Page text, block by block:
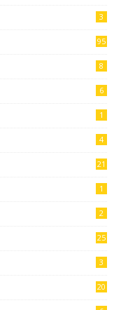
3
95
8
6
1
4
21
1
2
25
3
20